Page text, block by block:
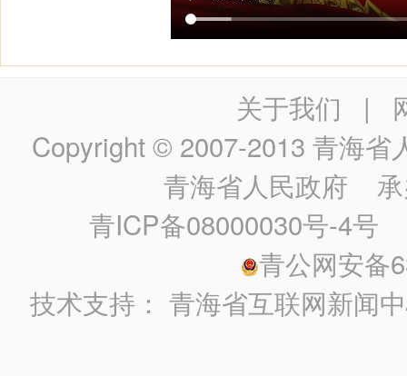
关于我们 |
Copyright © 2007-2013 青海省
青海省人民政府 承
青ICP备08000030号-4号
青公网安备
技术支持：青海省互联网新闻